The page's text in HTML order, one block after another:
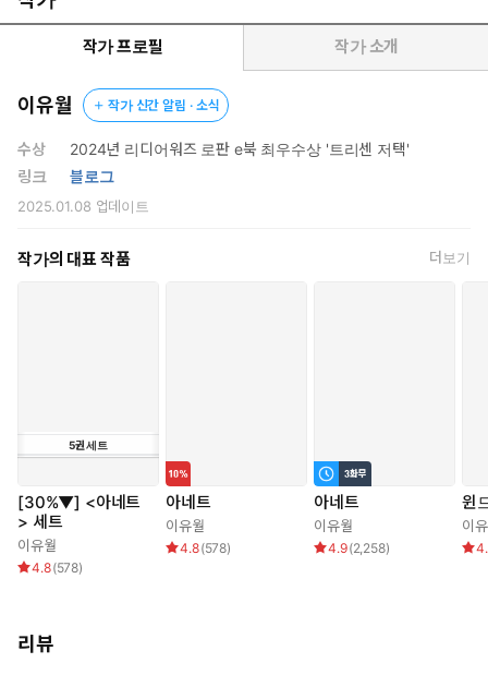
“심부름시켰다는 분, 그쪽 맞지?”
“나한테 관심 갖지 마.”
“관심 이미 생겼다고. 다시 말해 줘야 해?”
뉴욕에서 자란 이들만의 독특한 냄새가 있다.
불친절하고 오만하며 위험한 냄새. 거리를 둬야 한다, 거리를.
“나는, ……위험한 사람이야.”
이 남자가 던져 넣은 파문 같은 희망은 언제부턴가 높은 파도가 되어
<3, 4권>
“사람들은 인생의 주인이 본인이라고 착각하지만,
삶을 결정하는 순간들은 선택의 여지를 주지 않을 때가 많죠.”
그러나 이제 와 뒤돌아보니 너를 향한 길은 외길이었다.
작가 프로필 작가 소개
이유월 작가 신간 알림 · 소식
수상
2024년 리디어워즈 로판 e북 최우수상 '트리센 저택'
링크
블로그
2025.01.08 업데이트
작가의 대표 작품 더보기
5권세트
[30%▼] <아네트
> 세트
이유월
4.8(578)
아네트
이유월
4.8(578)
아네트
이유월
4.9(2,258)
윈
이
리뷰